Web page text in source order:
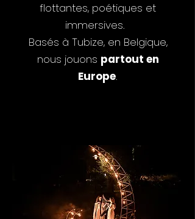
flottantes, poétiques et
immersives.
Basés à Tubize, en Belgique,
nous jouons partout en
Europe.